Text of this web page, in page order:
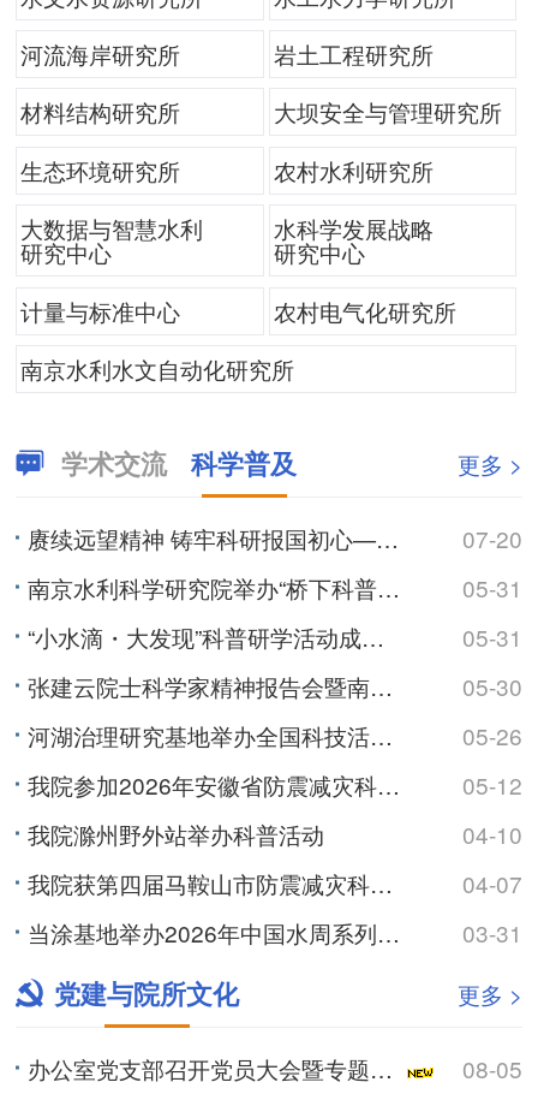
河流海岸研究所
岩土工程研究所
材料结构研究所
大坝安全与管理研究所
生态环境研究所
农村水利研究所
大数据与智慧水利
研究中心
水科学发展战略
研究中心
计量与标准中心
农村电气化研究所
南京水利水文自动化研究所
学术交流 科学普及 更多 >
赓续远望精神 铸牢科研报国初心——2026全国航海科普季专题讲座
07-20
南京水利科学研究院举办“桥下科普・亲水同行”科技活动周主题活动
05-31
“小水滴・大发现”科普研学活动成功举办
05-31
张建云院士科学家精神报告会暨南京水利科学研究院“禹水同行”科普进校园活动成功举办
05-30
河湖治理研究基地举办全国科技活动周作协专场活动
05-26
我院参加2026年安徽省防震减灾科普宣讲比赛
05-12
我院滁州野外站举办科普活动
04-10
我院获第四届马鞍山市防震减灾科普宣讲比赛一等奖
04-07
当涂基地举办2026年中国水周系列科普活动
03-31
党建与院所文化 更多 >
办公室党支部召开党员大会暨专题学习会
08-05